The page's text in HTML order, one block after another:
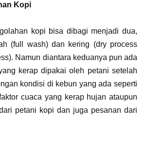
Kopi
kopi bisa dibagi menjadi dua,
(full wash) dan kering (dry process
Namun diantara keduanya pun ada
kerap dipakai oleh petani setelah
kondisi di kebun yang ada seperti
cuaca yang kerap hujan ataupun
petani kopi dan juga pesanan dari